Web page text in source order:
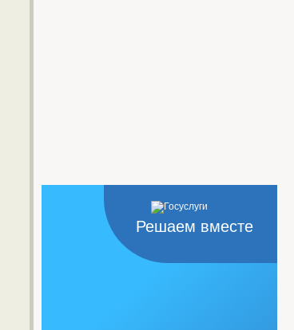
Решаем вместе